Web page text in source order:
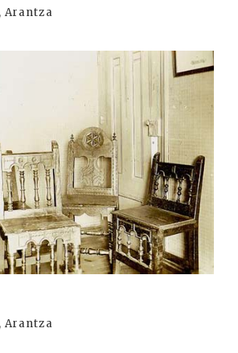
Arantza
Arantza